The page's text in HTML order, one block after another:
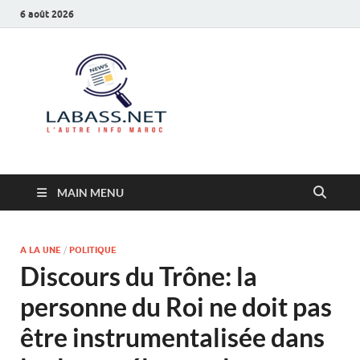
6 août 2026
MAIN MENU
A LA UNE / POLITIQUE
Discours du Trône: la
personne du Roi ne doit pas
être instrumentalisée dans